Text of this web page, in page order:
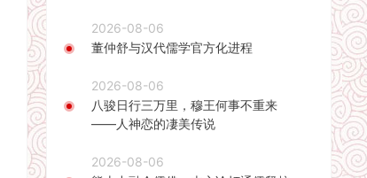
2026-08-06
董仲舒与汉代儒学官方化进程
2026-08-06
八骏日行三万里，穆王何事不重来
——人神恋的凄美传说
2026-08-06